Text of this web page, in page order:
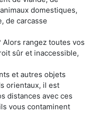
domestiques,
de carcasse
Alors rangez toutes vos
sûr et inaccessible,
et autres objets
orientaux, il est
distances avec ces
vous contaminent